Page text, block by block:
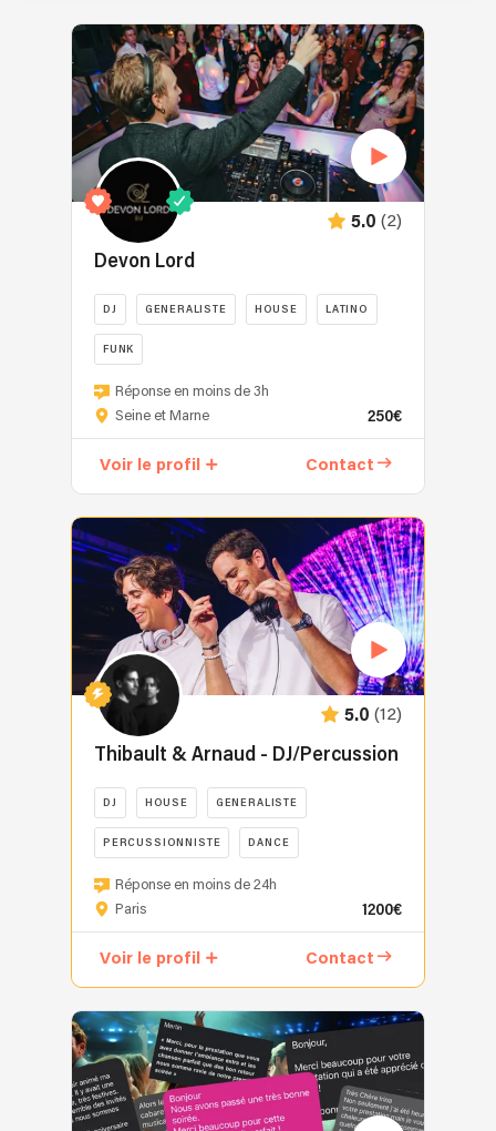
5.0 (2)
Devon Lord
DJ GENERALISTE HOUSE LATINO
FUNK
DJ
spécialisé
les
événements
privés
d'entreprises,
mon
but
est
simple
:
de
votre
soirée
moment
inoubliable
vous
faisant
danser
jusqu'au
bout
de
la
Réponse en moins de 3h
Seine et Marne
250€
Voir le profil Contact
5.0 (12)
Thibault & Arnaud - DJ/Percussion
DJ HOUSE GENERALISTE
PERCUSSIONNISTE DANCE
Pourquoi
nous
?
bon
DJ
pour
un
mariage
Réponse en moins de 24h
Paris
1200€
Voir le profil Contact